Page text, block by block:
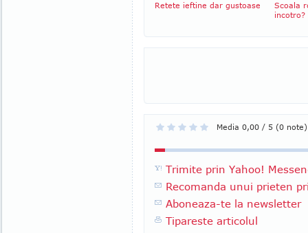
Retete ieftine dar gustoase
Scoala
incotro?
Media 0,00 / 5 (0 note)
Trimite prin Yahoo!
Recomanda unui prieten
Aboneaza-te la newsletter
Tipareste articolul